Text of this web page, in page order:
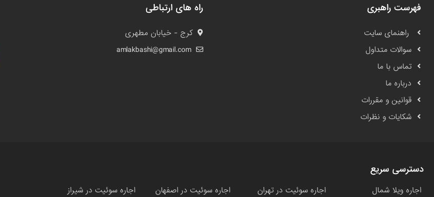
فهرست راهبری
راهنمای سایت
سوالات متداول
تماس با ما
درباره ما
قوانین و مقررات
شکایات و نظرات
راه های ارتباطی
کرج - خیابان مطهری
amlakbashi@gmail.com
دسترسی سریع
اجاره ویلا شمال اجاره سوئیت در تهران اجاره سوئیت در اصفهان
اجاره سوئیت در شیراز